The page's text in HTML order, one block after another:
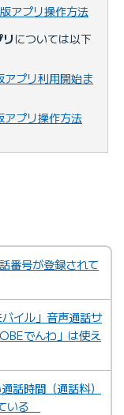
アプリ操作方法
については以下
アプリ利用開始ま
アプリ操作方法
番号が登録されて
イル」音声通話サ
でんわ」は使え
話時間（通話料）
いる